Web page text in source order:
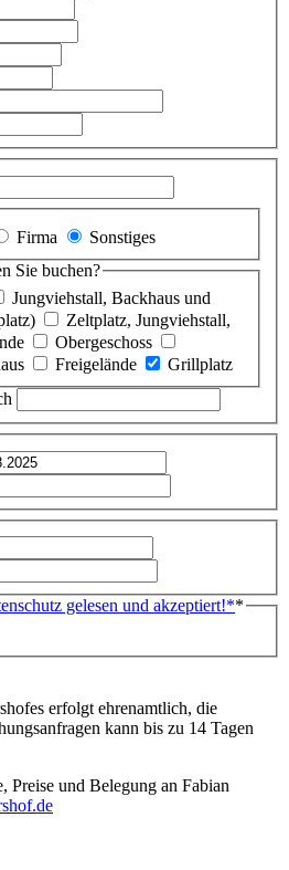
Firma
Sonstiges
Sie buchen?
Jungviehstall, Backhaus und
Zeltplatz, Jungviehstall,
Obergeschoss
Freigelände
Grillplatz
gelesen und akzeptiert!**
erfolgt ehrenamtlich, die
kann bis zu 14 Tagen
Preise und Belegung an Fabian